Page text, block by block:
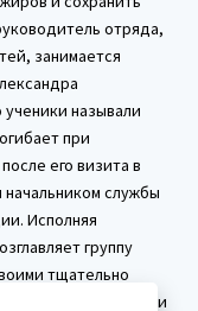
отряда,
занимается
называли
при
его визита в
службы
Исполняя
группу
тщательно
Димой Куликовым и